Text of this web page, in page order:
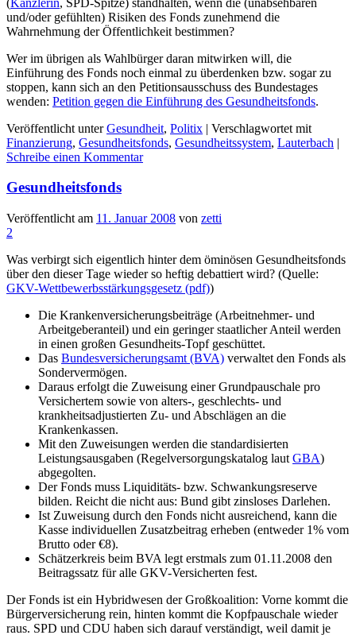
und/oder gefühlten) Risiken des Fonds zunehmend die
Wahrnehmung der Öffentlichkeit bestimmen?
Wer im übrigen als Wahlbürger daran mitwirken will, die
Einführung des Fonds noch einmal zu überdenken bzw. sogar zu
stoppen, kann sich an den Petitionsausschuss des Bundestages
wenden: Petition gegen die Einführung des Gesundheitsfonds.
Veröffentlicht unter Gesundheit, Politix | Verschlagwortet mit
Finanzierung, Gesundheitsfonds, Gesundheitssystem, Lauterbach |
Schreibe einen Kommentar
Gesundheitsfonds
Veröffentlicht am 11. Januar 2008 von zetti
2
Was verbirgt sich eigentlich hinter dem öminösen Gesundheitsfonds
über den dieser Tage wieder so heftig debattiert wird? (Quelle:
GKV-Wettbewerbsstärkungsgesetz (pdf))
Die Krankenversicherungsbeiträge (Arbeitnehmer- und
Arbeitgeberanteil) und ein geringer staatlicher Anteil werden
in einen großen Gesundheits-Topf geschüttet.
Das Bundesversicherungsamt (BVA) verwaltet den Fonds als
Sondervermögen.
Daraus erfolgt die Zuweisung einer Grundpauschale pro
Versichertem sowie von alters-, geschlechts- und
krankheitsadjustierten Zu- und Abschlägen an die
Krankenkassen.
Mit den Zuweisungen werden die standardisierten
Leistungsausgaben (Regelversorgungskatalog laut GBA)
abgegolten.
Der Fonds muss Liquiditäts- bzw. Schwankungsreserve
bilden. Reicht die nicht aus: Bund gibt zinsloses Darlehen.
Ist Zuweisung durch den Fonds nicht ausreichend, kann die
Kasse individuellen Zusatzbeitrag erheben (entweder 1% vom
Brutto oder €8).
Schätzerkreis beim BVA legt erstmals zum 01.11.2008 den
Beitragssatz für alle GKV-Versicherten fest.
Der Fonds ist ein Hybridwesen der Großkoalition: Vorne kommt die
Bürgerversicherung rein, hinten kommt die Kopfpauschale wieder
raus. SPD und CDU haben sich darauf verständigt, weil damit je